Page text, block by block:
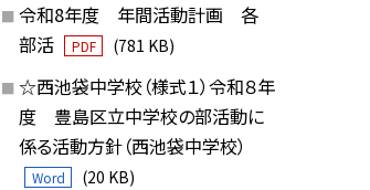
令和8年度 年間活動計画 各
部活
PDF (781 KB)
☆西池袋中学校（様式１）令和８年
度 豊島区立中学校の部活動に
係る活動方針（西池袋中学校）
Word (20 KB)